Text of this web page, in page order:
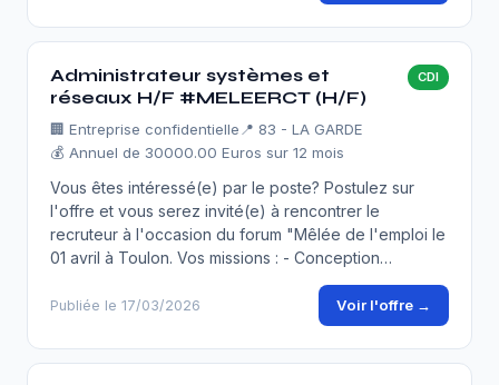
Administrateur systèmes et
réseaux H/F #MELEERCT (H/F)
CDI
🏢 Entreprise confidentielle 📍 83 - LA GARDE
💰 Annuel de 30000.00 Euros sur 12 mois
Vous êtes intéressé(e) par le poste? Postulez sur
l'offre et vous serez invité(e) à rencontrer le
recruteur à l'occasion du forum "Mêlée de l'emploi le
01 avril à Toulon. Vos missions : - Conception…
Publiée le 17/03/2026 Voir l'offre →